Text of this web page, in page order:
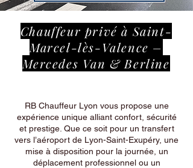
Chauffeur privé à Saint-
Marcel-lès-Valence –
Mercedes Van & Berline
RB Chauffeur Lyon vous propose une
expérience unique alliant confort, sécurité
et prestige. Que ce soit pour un transfert
vers l’aéroport de Lyon-Saint-Exupéry, une
mise à disposition pour la journée, un
déplacement professionnel ou un